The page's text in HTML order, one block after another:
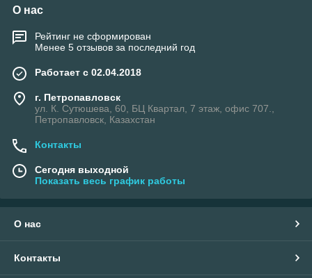
О нас
Рейтинг не сформирован
Менее 5 отзывов за последний год
Работает с 02.04.2018
г. Петропавловск
ул. К. Сутюшева, 60, БЦ Квартал, 7 этаж, офис 707.,
Петропавловск, Казахстан
Контакты
Сегодня выходной
Показать весь график работы
О нас
Контакты